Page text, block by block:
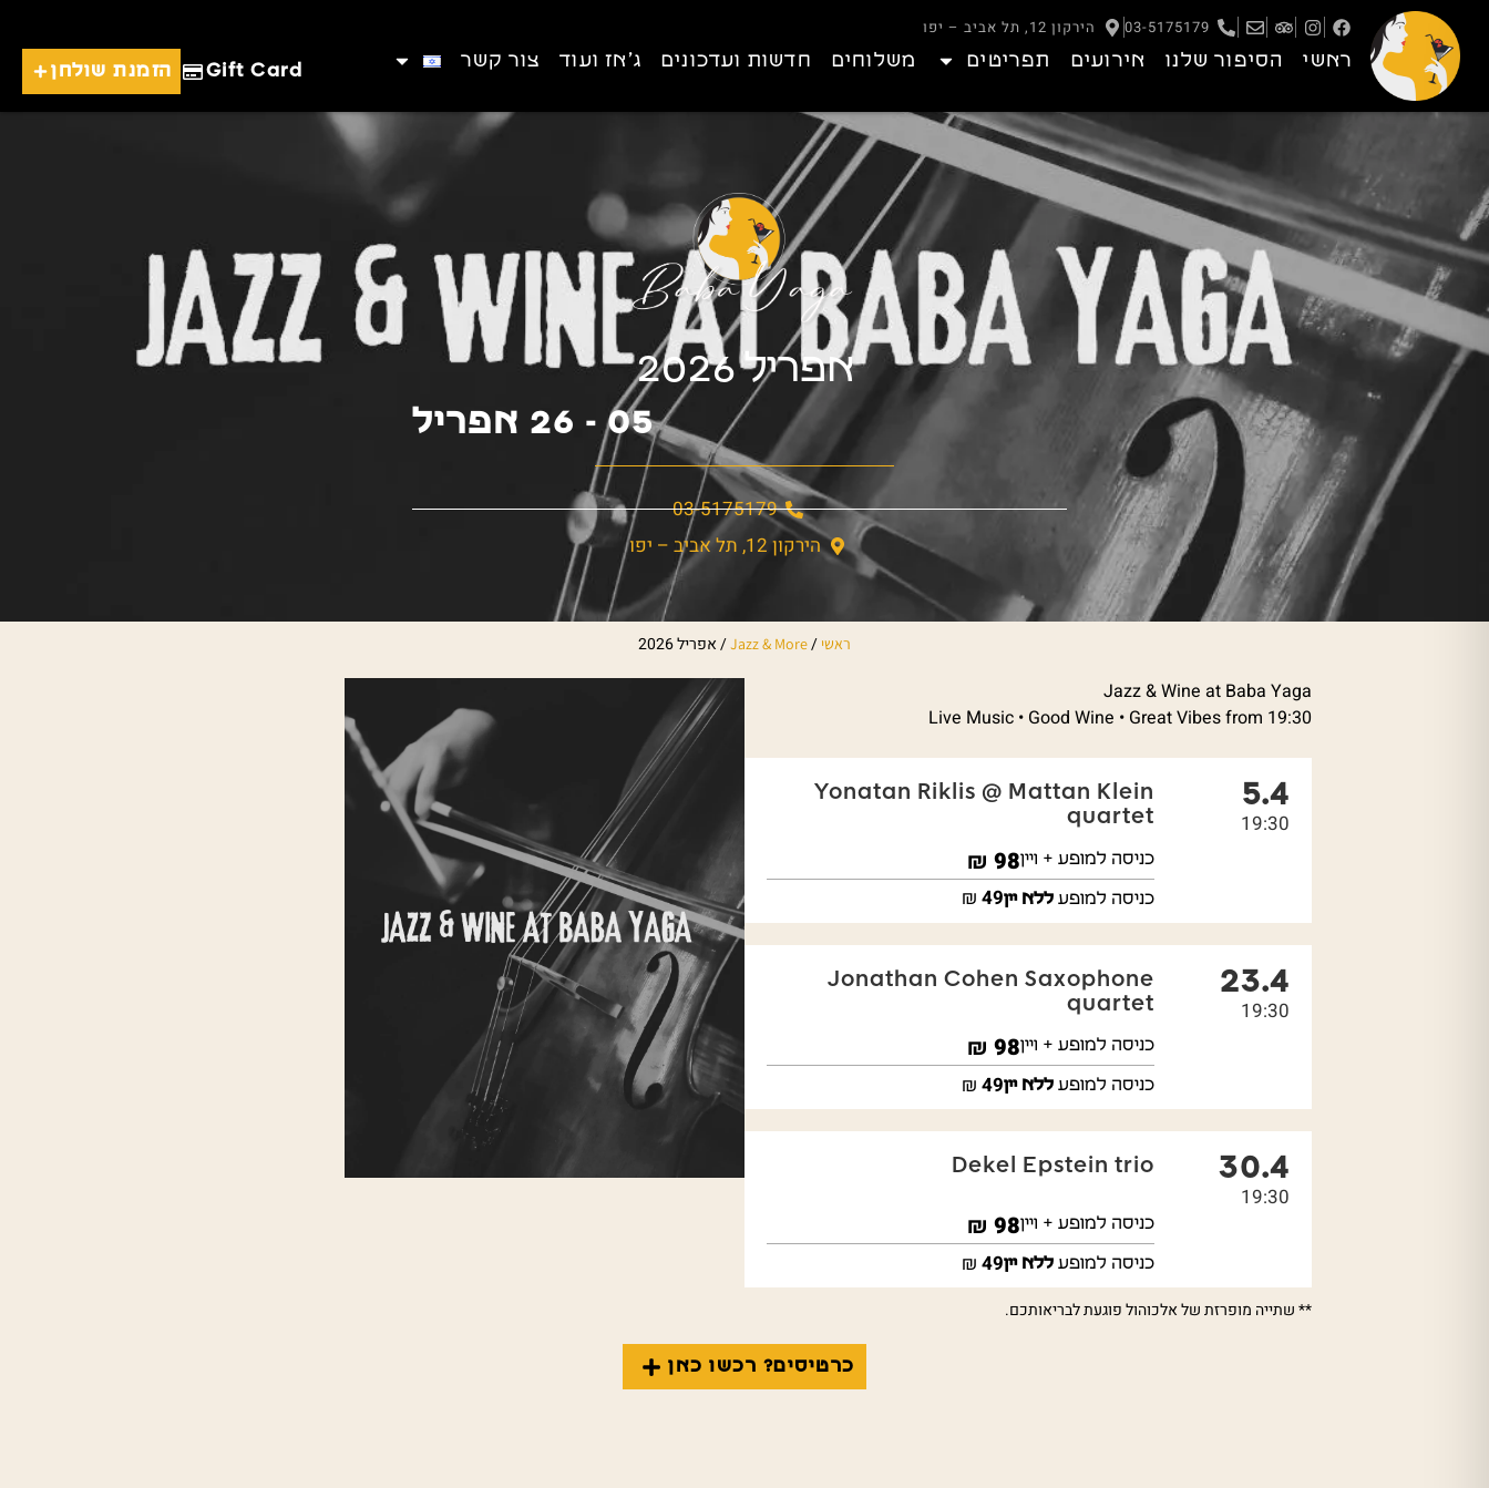
03-5175179 הירקון 12, תל אביב – יפו
ראשי הסיפור שלנו אירועים תפריטים משלוחים חדשות ועדכונים ג’אז ועוד צור קשר Gift Card הזמנת שולחן
אפריל 2026
05 - 26 אפריל
03-5175179
הירקון 12, תל אביב – יפו
ראשי /
Jazz & More
/אפריל 2026
Jazz & Wine at Baba Yaga
Live Music • Good Wine • Great Vibes from 19:30
5.4
19:30
Yonatan Riklis @ Mattan Klein
quartet
כניסה למופע + ויין98
₪
כניסה למופעללא יין49
₪
23.4
19:30
Jonathan Cohen Saxophone
quartet
כניסה למופע + ויין98
₪
כניסה למופעללא יין49
₪
30.4
19:30
Dekel Epstein trio
כניסה למופע + ויין98
₪
כניסה למופעללא יין49
₪
** שתייה מופרזת של אלכוהול פוגעת לבריאותכם.
כרטיסים? רכשו כאן